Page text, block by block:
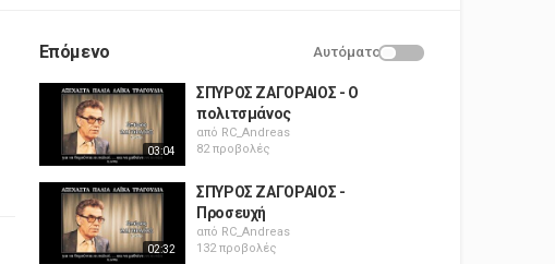
Επόμενο Αυτόματο
03:04
ΣΠΥΡΟΣ ΖΑΓΟΡΑΙΟΣ - Ο
πολιτσμάνος
από RC_Andreas
82 προβολές
02:32
ΣΠΥΡΟΣ ΖΑΓΟΡΑΙΟΣ -
Προσευχή
από RC_Andreas
132 προβολές